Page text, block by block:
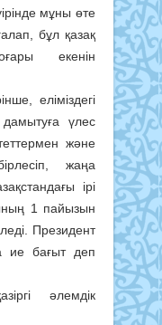
мұны өте
бұл қазақ
екенін
еліміздегі
үлес
және
жаңа
ірі
1 пайызын
Президент
ие бағыт деп
әлемдік